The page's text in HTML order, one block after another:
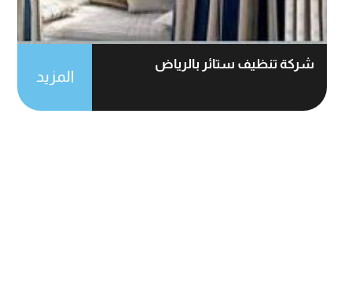
شركة تنظيف ستائر بالرياض
المزيد